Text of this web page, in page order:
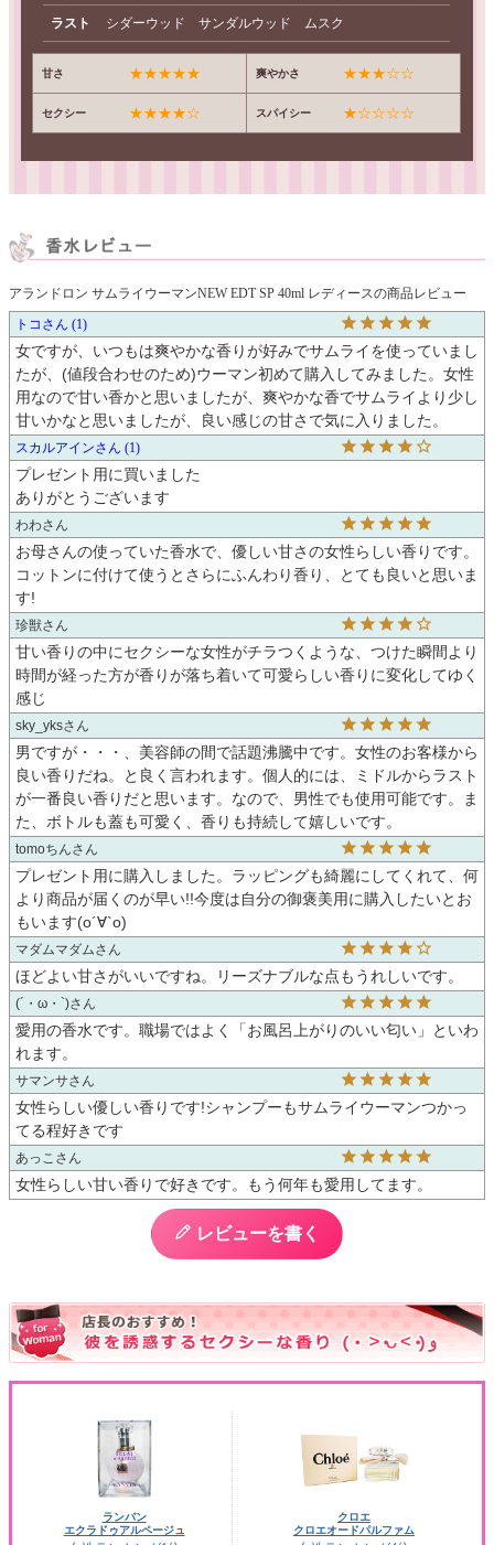
ラスト シダーウッド サンダルウッド ムスク
甘さ ★★★★★ 爽やかさ ★★★☆☆
セクシー ★★★★☆ スパイシー ★☆☆☆☆
アランドロン サムライウーマンNEW EDT SP 40ml レディースの商品レビュー
トコ
1
女ですが、いつもは爽やかな香りが好みでサムライを使っていまし
たが、(値段合わせのため)ウーマン初めて購入してみました。女性
用なので甘い香かと思いましたが、爽やかな香でサムライより少し
甘いかなと思いましたが、良い感じの甘さで気に入りました。
スカルアイン 1
プレゼント用に買いました
ありがとうございます
わわ
お母さんの使っていた香水で、優しい甘さの女性らしい香りです。
コットンに付けて使うとさらにふんわり香り、とても良いと思いま
す!
珍獣
甘い香りの中にセクシーな女性がチラつくような、つけた瞬間より
時間が経った方が香りが落ち着いて可愛らしい香りに変化してゆく
感じ
sky_yks
男ですが・・・、美容師の間で話題沸騰中です。女性のお客様から
良い香りだね。と良く言われます。個人的には、ミドルからラスト
が一番良い香りだと思います。なので、男性でも使用可能です。ま
た、ボトルも蓋も可愛く、香りも持続して嬉しいです。
tomoちん
プレゼント用に購入しました。ラッピングも綺麗にしてくれて、何
より商品が届くのが早い!!今度は自分の御褒美用に購入したいとお
もいます(о´∀`о)
マダムマダム
ほどよい甘さがいいですね。リーズナブルな点もうれしいです。
(´・ω・`)
愛用の香水です。職場ではよく「お風呂上がりのいい匂い」といわ
れます。
サマンサ
女性らしい優しい香りです!シャンプーもサムライウーマンつかっ
てる程好きです
あっこ
女性らしい甘い香りで好きです。もう何年も愛用してます。
レビューを書く
ランバン
エクラドゥアルページュ
クロエ
クロエオードパルファム